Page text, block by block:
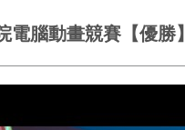
腦動畫競賽【優勝】